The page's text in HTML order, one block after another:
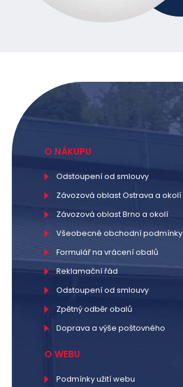
O NÁKUPU
Odstoupení od smlouvy
Závozová oblast Ostrava a okolí
Závozová oblast Brno a okolí
Všeobecné obchodní podmínky
Formulář na vrácení obalů
Reklamační řád
Odstoupení od smlouvy
Zpětný odběr obalů
Doprava a výše poštovného
O WEBU
Podmínky užití webu